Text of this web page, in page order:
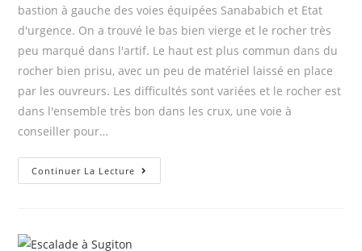
bastion à gauche des voies équipées Sanababich et Etat
d'urgence. On a trouvé le bas bien vierge et le rocher très
peu marqué dans l'artif. Le haut est plus commun dans du
rocher bien prisu, avec un peu de matériel laissé en place
par les ouvreurs. Les difficultés sont variées et le rocher est
dans l'ensemble très bon dans les crux, une voie à
conseiller pour…
Continuer La Lecture
Voies